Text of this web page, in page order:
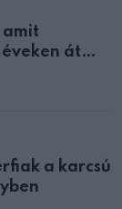
amit
át
a karcsú